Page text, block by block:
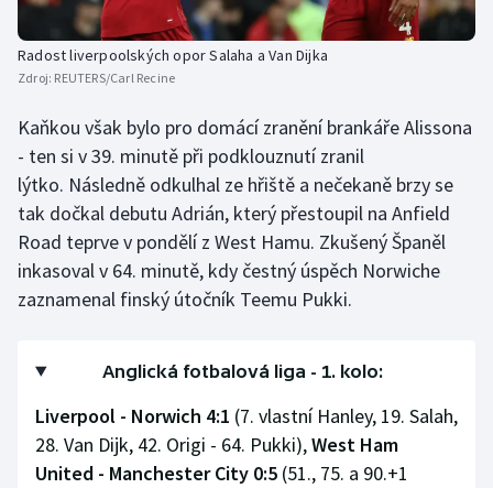
Radost liverpoolských opor Salaha a Van Dijka
Zdroj: REUTERS/Carl Recine
Kaňkou však bylo pro domácí zranění brankáře Alissona
- ten si v 39. minutě při podklouznutí zranil
lýtko. Následně odkulhal ze hřiště a nečekaně brzy se
tak dočkal debutu Adrián, který přestoupil na Anfield
Road teprve v pondělí z West Hamu. Zkušený Španěl
inkasoval v 64. minutě, kdy čestný úspěch Norwiche
zaznamenal finský útočník Teemu Pukki.
Anglická fotbalová liga - 1. kolo:
Liverpool - Norwich 4:1 (7. vlastní Hanley, 19. Salah,
28. Van Dijk, 42. Origi - 64. Pukki),West Ham
United - Manchester City 0:5 (51., 75. a 90.+1